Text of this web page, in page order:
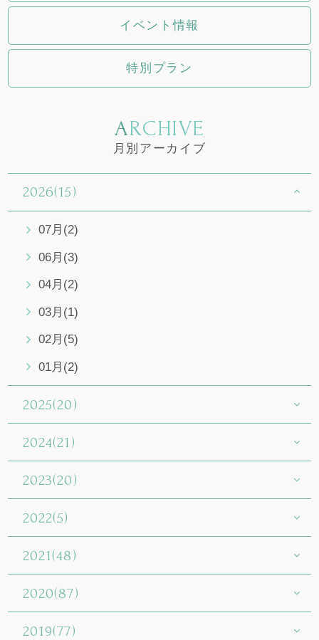
イベント情報
特別プラン
ARCHIVE
月別アーカイブ
2026(15)
07月(2)
06月(3)
04月(2)
03月(1)
02月(5)
01月(2)
2025(20)
2024(21)
2023(20)
2022(5)
2021(48)
2020(87)
2019(77)